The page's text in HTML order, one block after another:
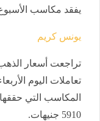
يفقد مكاسب الأسبوع
يونس كريم
تراجعت أسعار
المكاسب التي
5910 جنيهات.